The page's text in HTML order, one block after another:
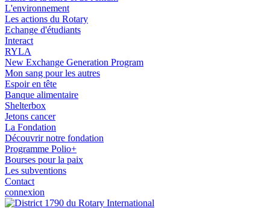
L'environnement
Les actions du Rotary
Echange d'étudiants
Interact
RYLA
New Exchange Generation Program
Mon sang pour les autres
Espoir en tête
Banque alimentaire
Shelterbox
Jetons cancer
La Fondation
Découvrir notre fondation
Programme Polio+
Bourses pour la paix
Les subventions
Contact
connexion